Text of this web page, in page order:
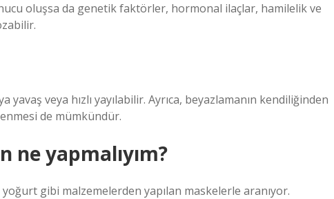
oluşsa da genetik faktörler, hormonal ilaçlar, hamilelik ve
veya hızlı yayılabilir. Ayrıca, beyazlamanın kendiliğinden
de mümkündür.
ne yapmalıyım?
gibi malzemelerden yapılan maskelerle aranıyor.